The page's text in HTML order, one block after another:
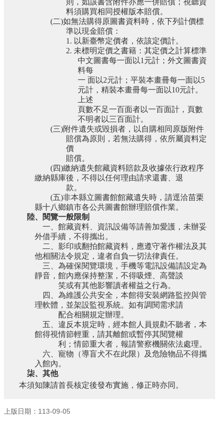
料須購買相同授權版本賠償。
(二)如無法購得原圖書資料時，依下列計價標
準以現金賠償：
1. 以新臺幣定價者，依該定價計。
2. 未標明定價之書籍：其定價之計算標準
中文圖書每一面以1 元計；外文圖書資
料每
一 面以2元計；平裝本畫冊每一面以5
元計，精裝本畫冊每一面以10元計。
上述
頁數不足一百面者以一百面計，頁數
不明者以三百面計。
(三)附件遺失或毀損者，以自購相同原版附件
賠償為原則，若無法購得，依所屬資料定
價
賠償。
(四)繳納遺失館藏資料賠款及收據依行政程序
繳納縣庫後，不得以任何理由請求還書、退
款。
(五)非本縣立圖書館館藏遺失時，請逕洽苗栗
縣十八鄉鎮市各公共圖書館辦理賠償作業。
陸、閱覽一般限制
一、館藏資料、資訊設備等請善加愛護，未辦妥
外借手續，不得攜出。
二、影印或翻拍館藏資料，應遵守著作權法及其
他相關法令規定，違者自負一切法律責任。
三、為確保閱覽環境，手機等電訊設備請設定為
靜音，館內應保持整潔，不得吸煙、高聲談
笑或有其他影響讀者權益之行為。
四、為維護公共安全，本館得安裝網路監控與管
理軟體，並架設監視系統。如有調閱需求請
配合相關規定辦理。
五、違反本規定時，經本館人員規勸不聽者，本
館得視情節輕重，請其離館或暫停其閱覽權
利；情節重大者，報請警察機關依法處理。
六、寵物（導盲犬不在此限）及危險物品不得攜
入館內。
柒、其他
本須知陳請首長核定後發布實施，修正時亦同。
上版日期：113-09-05